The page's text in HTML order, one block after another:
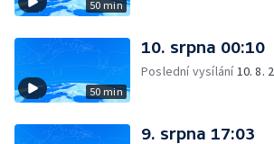
50 min
50 min
10. srpna 00:10
Poslední vysílání10. 8.
9. srpna 17:03